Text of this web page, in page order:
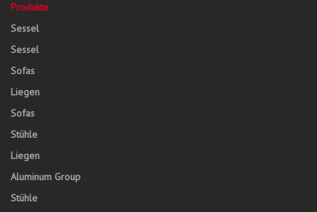
Produkte
Sessel
Sessel
Sofas
Liegen
Sofas
Stühle
Liegen
Aluminum Group
Stühle